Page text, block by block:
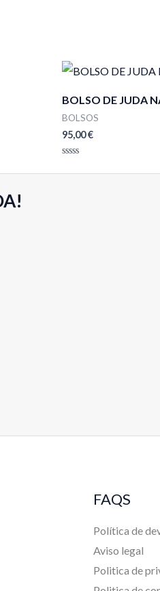
BOLSO DE JUDA
BOLSOS
95,00€
con
FAQS
Política de
Aviso legal
Politica de